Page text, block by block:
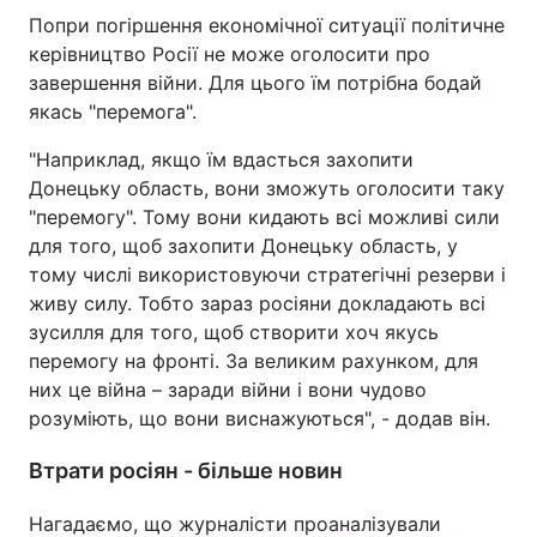
Попри погіршення економічної ситуації політичне
керівництво Росії не може оголосити про
завершення війни. Для цього їм потрібна бодай
якась "перемога".
"Наприклад, якщо їм вдасться захопити
Донецьку область, вони зможуть оголосити таку
"перемогу". Тому вони кидають всі можливі сили
для того, щоб захопити Донецьку область, у
тому числі використовуючи стратегічні резерви і
живу силу. Тобто зараз росіяни докладають всі
зусилля для того, щоб створити хоч якусь
перемогу на фронті. За великим рахунком, для
них це війна – заради війни і вони чудово
розуміють, що вони виснажуються", - додав він.
Втрати росіян - більше новин
Нагадаємо, що журналісти проаналізували